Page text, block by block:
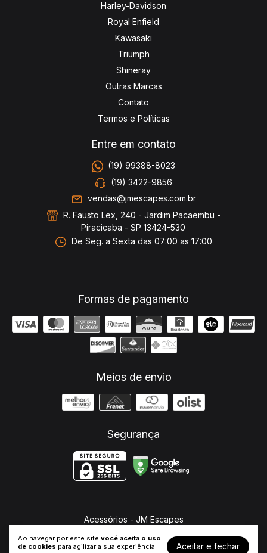
Ao navegar por este site você aceita o uso
de cookies para agilizar a sua experiência
Aceitar e fechar
Harley-Davidson
Royal Enfield
Kawasaki
Triumph
Shineray
Outras Marcas
Contato
Termos e Políticas
Entre em contato
(19) 99388-8023
(19) 3422-9856
vendas@jmescapes.com.br
R. Fausto Lex, 240 - Jardim Pacaembu -
Piracicaba - SP 13424-530
De Seg. a Sexta das 07:00 as 17:00
Formas de pagamento
Meios de envio
Segurança
Acessórios - JM Escapes